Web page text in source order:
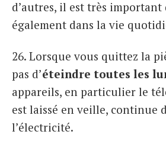
d’autres, il est très important
également dans la vie
26. Lorsque vous quittez la
pas d’éteindre toutes les
appareils, en particulier le
est laissé en veille, continue
l’électricité.